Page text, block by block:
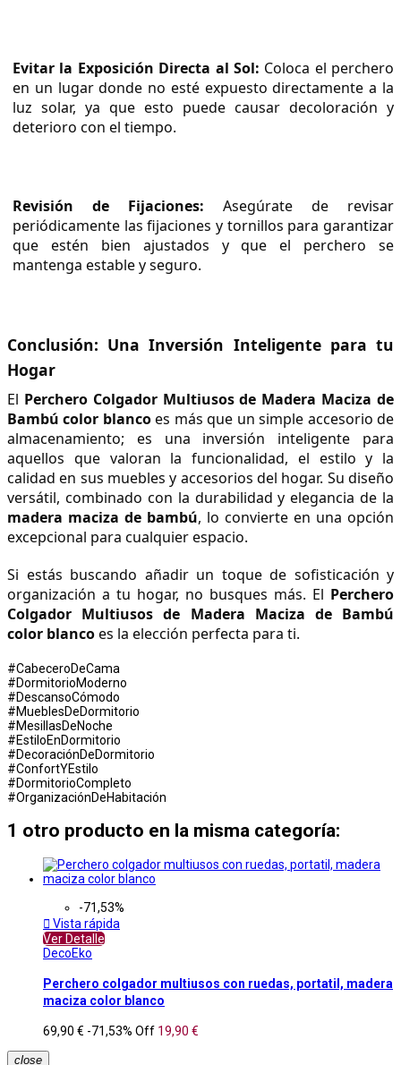
Evitar la Exposición Directa al Sol: Coloca el perchero
en un lugar donde no esté expuesto directamente a la
luz solar, ya que esto puede causar decoloración y
deterioro con el tiempo.
Revisión de Fijaciones: Asegúrate de revisar
periódicamente las fijaciones y tornillos para garantizar
que estén bien ajustados y que el perchero se
mantenga estable y seguro.
Conclusión: Una Inversión Inteligente para tu
Hogar
El Perchero Colgador Multiusos de Madera Maciza de
Bambú color blanco es más que un simple accesorio de
almacenamiento; es una inversión inteligente para
aquellos que valoran la funcionalidad, el estilo y la
calidad en sus muebles y accesorios del hogar. Su diseño
madera maciza de bambú, lo convierte en una opción
excepcional para cualquier espacio.
Si estás buscando añadir un toque de sofisticación y
organización a tu hogar, no busques más. El Perchero
Colgador Multiusos de Madera Maciza de Bambú
color blanco es la elección perfecta para ti.
#CabeceroDeCama
#DormitorioModerno
#DescansoCómodo
#MueblesDeDormitorio
#MesillasDeNoche
#EstiloEnDormitorio
#DecoraciónDeDormitorio
#ConfortYEstilo
#DormitorioCompleto
#OrganizaciónDeHabitación
1 otro producto en la misma categoría:
-71,53%
 Vista rápida
Ver Detalle
DecoEko
Perchero colgador multiusos con ruedas, portatil, madera
maciza color blanco
69,90 € -71,53% Off 19,90 €
close